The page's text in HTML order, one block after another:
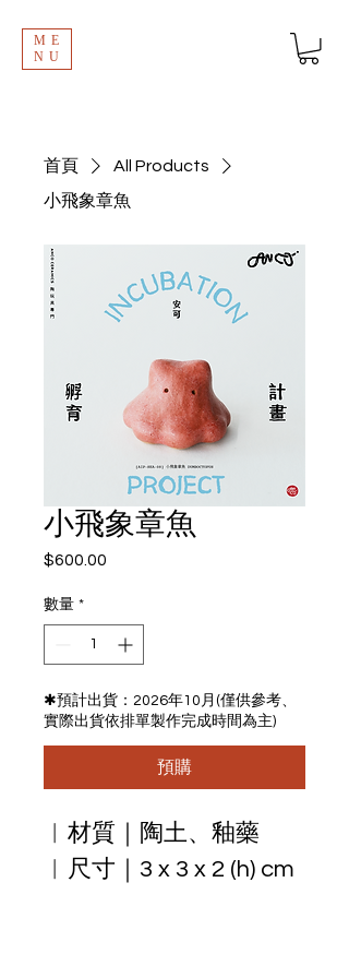
ME
NU
首頁
All Products
小飛象章魚
小飛象章魚
$600.00
數量 *
✱預計出貨：2026年10月(僅供參考、
實際出貨依排單製作完成時間為主)
預購
︱材質｜陶土、釉藥
︱尺寸｜3 x 3 x 2 (h) cm